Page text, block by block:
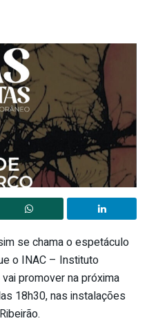
se chama o espetáculo
o INAC – Instituto
promover na próxima
18h30, nas instalações